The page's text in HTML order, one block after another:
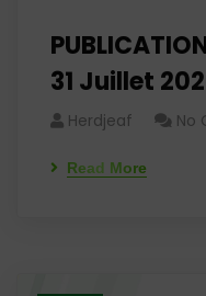
31 Juillet
Herdjeaf No
Read More